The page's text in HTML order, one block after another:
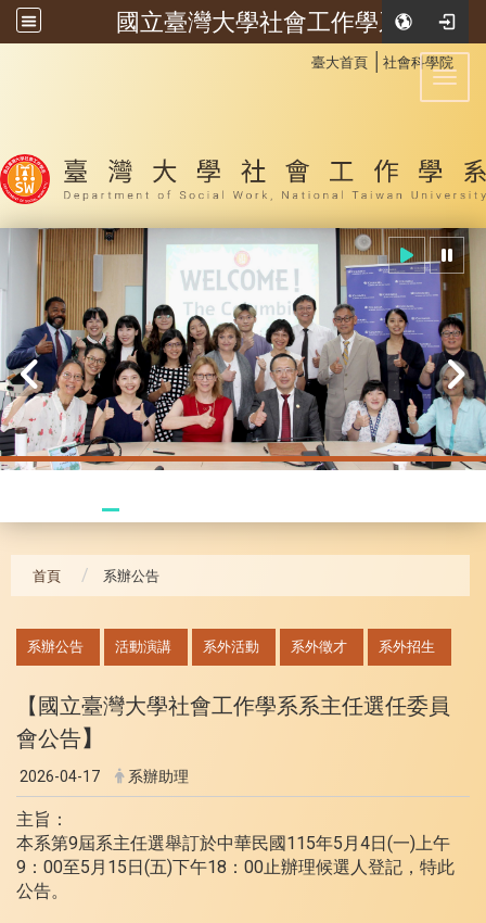
國立臺灣大學社會工作學系
臺大首頁 社會科學院
首頁 系辦公告
系辦公告 活動演講 系外活動 系外徵才 系外招生
【國立臺灣大學社會工作學系系主任選任委員
會公告】
2026-04-17 系辦助理
主旨：
本系第9屆系主任選舉訂於中華民國115年5月4日(一)上午
9：00至5月15日(五)下午18：00止辦理候選人登記，特此
公告。